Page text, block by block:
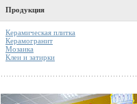
Продукция
Керамическая плитка
Керамогранит
Мозаика
Клеи и затирки